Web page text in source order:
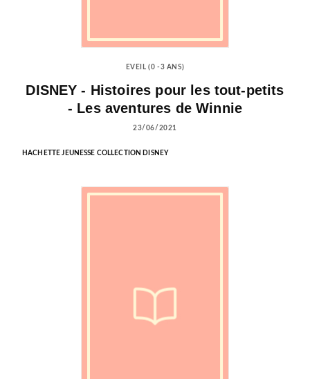
EVEIL (0 -3 ANS)
DISNEY - Histoires pour les tout-petits
- Les aventures de Winnie
23/06/2021
HACHETTE JEUNESSE COLLECTION DISNEY